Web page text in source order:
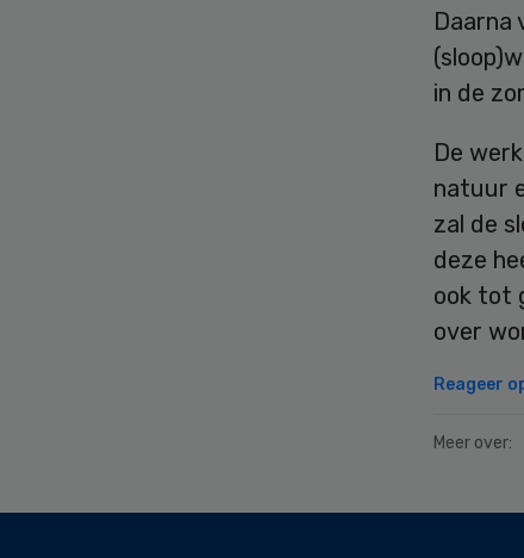
Daarna
in de
De
natuur
zal de
deze
ook tot
over
Reageer
Meer over: